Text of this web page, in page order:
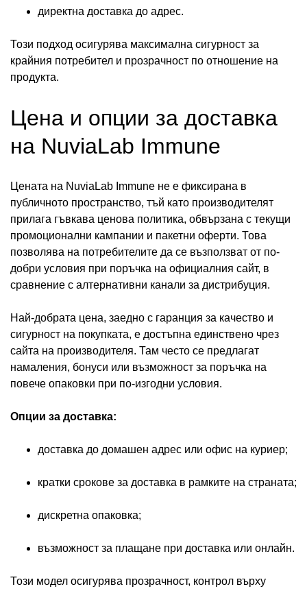
директна доставка до адрес.
Този подход осигурява максимална сигурност за
крайния потребител и прозрачност по отношение на
продукта.
Цена и опции за доставка
на NuviaLab Immune
Цената на NuviaLab Immune не е фиксирана в
публичното пространство, тъй като производителят
прилага гъвкава ценова политика, обвързана с текущи
промоционални кампании и пакетни оферти. Това
позволява на потребителите да се възползват от по-
добри условия при поръчка на официалния сайт, в
сравнение с алтернативни канали за дистрибуция.
Най-добрата цена, заедно с гаранция за качество и
сигурност на покупката, е достъпна единствено чрез
сайта на производителя. Там често се предлагат
намаления, бонуси или възможност за поръчка на
повече опаковки при по-изгодни условия.
Опции за доставка:
доставка до домашен адрес или офис на куриер;
кратки срокове за доставка в рамките на страната;
дискретна опаковка;
възможност за плащане при доставка или онлайн.
Този модел осигурява прозрачност, контрол върху